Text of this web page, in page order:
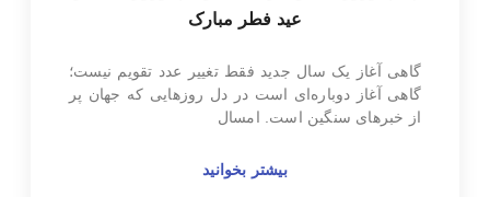
عید فطر مبارک
گاهی آغاز یک سال جدید فقط تغییر عدد تقویم نیست؛
گاهی آغاز دوباره‌ای است در دل روزهایی که جهان پر
از خبرهای سنگین است. امسال
بیشتر بخوانید